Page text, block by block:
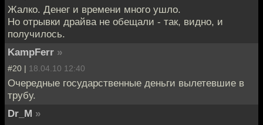
Жалко. Денег и времени много ушло.
Но отрывки драйва не обещали - так, видно, и
получилось.
KampFerr »
#20 | 18.04.10 12:40
Очередные государственные деньги вылетевшие в
трубу.
Dr_M »